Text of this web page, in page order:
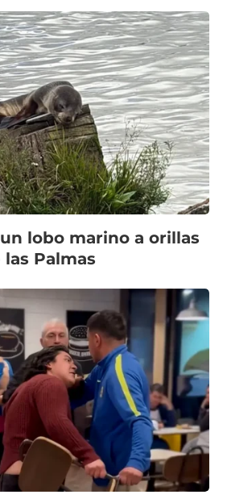
lobo marino a orillas
Palmas